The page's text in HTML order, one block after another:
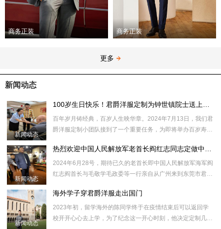
商务正装 商务正装
更多
新闻动态
新闻动态
​百年岁月铸经典，百岁人生映华章。2024年7月13日，我们君
爵洋服定制小团队接到了一个重要任务，为即将举办百岁寿辰
衫，202
新闻动态
​2024年6月28号，期待已久的老首长即中国人民解放军海军阎
红志阎首长与毛敬学毛政委等一行亲自从广州来到东莞市君爵
量身定制了
新闻动态
海外学子穿君爵洋服走出国门
2023年初，留学海外的陈同学终于在疫情结束后可以返回学
校开开心心去上学，为了纪念这一开心时刻，他决定定制几套